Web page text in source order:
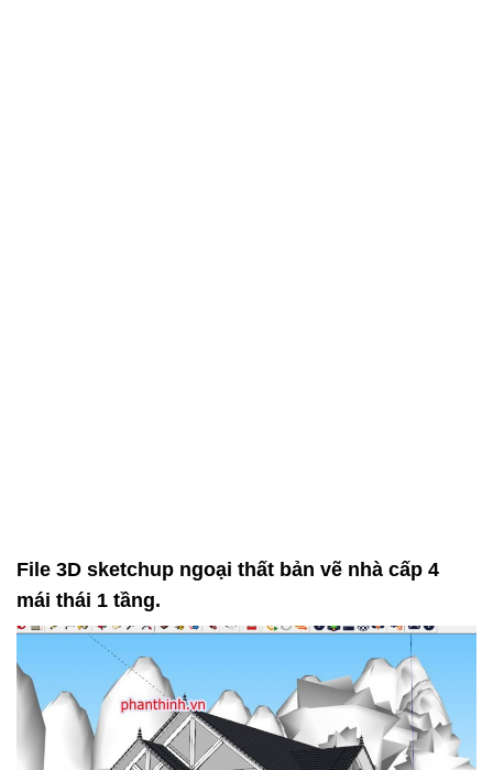
File 3D sketchup ngoại thất bản vẽ nhà cấp 4
mái thái 1 tầng.